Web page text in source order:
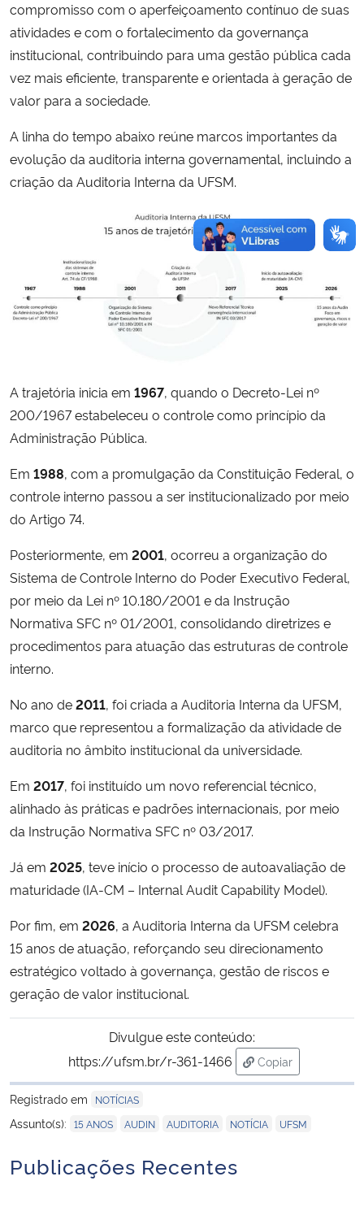
compromisso com o aperfeiçoamento contínuo de suas
atividades e com o fortalecimento da governança
institucional, contribuindo para uma gestão pública cada
vez mais eficiente, transparente e orientada à geração de
valor para a sociedade.
A linha do tempo abaixo reúne marcos importantes da
evolução da auditoria interna governamental, incluindo a
criação da Auditoria Interna da UFSM.
A trajetória inicia em 1967, quando o Decreto-Lei nº
200/1967 estabeleceu o controle como princípio da
Administração Pública.
Em 1988, com a promulgação da Constituição Federal, o
controle interno passou a ser institucionalizado por meio
do Artigo 74.
Posteriormente, em 2001, ocorreu a organização do
Sistema de Controle Interno do Poder Executivo Federal,
por meio da Lei nº 10.180/2001 e da Instrução
Normativa SFC nº 01/2001, consolidando diretrizes e
procedimentos para atuação das estruturas de controle
interno.
No ano de2011, foi criada a Auditoria Interna da UFSM,
marco que representou a formalização da atividade de
auditoria no âmbito institucional da universidade.
Em 2017, foi instituído um novo referencial técnico,
alinhado às práticas e padrões internacionais, por meio
da Instrução Normativa SFC nº 03/2017.
Já em 2025, teve início o processo de autoavaliação de
maturidade (IA-CM – Internal Audit Capability Model).
Por fim, em 2026, a Auditoria Interna da UFSM celebra
15 anos de atuação, reforçando seu direcionamento
estratégico voltado à governança, gestão de riscos e
geração de valor institucional.
Divulgue este conteúdo:
https://ufsm.br/r-361-1466
Copiar
para área de
Registrado em
NOTÍCIAS
Assunto(s): 15 ANOS AUDIN AUDITORIA NOTÍCIA UFSM
Publicações Recentes